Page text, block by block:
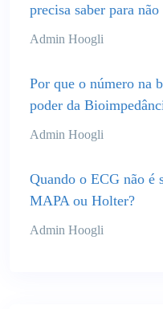
precisa saber para
Admin Hoogli
Por que o número na
poder da
Admin Hoogli
Quando o ECG não é
MAPA ou Holter?
Admin Hoogli